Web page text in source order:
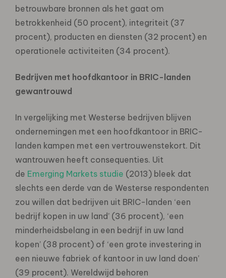
betrouwbare bronnen als het gaat om
betrokkenheid (50 procent), integriteit (37
procent), producten en diensten (32 procent) en
operationele activiteiten (34 procent).
Bedrijven met hoofdkantoor in BRIC-landen
gewantrouwd
In vergelijking met Westerse bedrijven blijven
ondernemingen met een hoofdkantoor in BRIC-
landen kampen met een vertrouwenstekort. Dit
wantrouwen heeft consequenties. Uit
de Emerging Markets studie (2013) bleek dat
slechts een derde van de Westerse respondenten
zou willen dat bedrijven uit BRIC-landen ‘een
bedrijf kopen in uw land’ (36 procent), ‘een
minderheidsbelang in een bedrijf in uw land
kopen’ (38 procent) of ‘een grote investering in
een nieuwe fabriek of kantoor in uw land doen’
(39 procent). Wereldwijd behoren